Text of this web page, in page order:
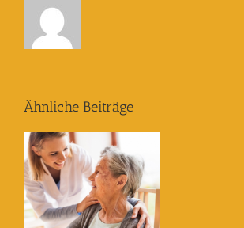
Ähnliche Beiträge